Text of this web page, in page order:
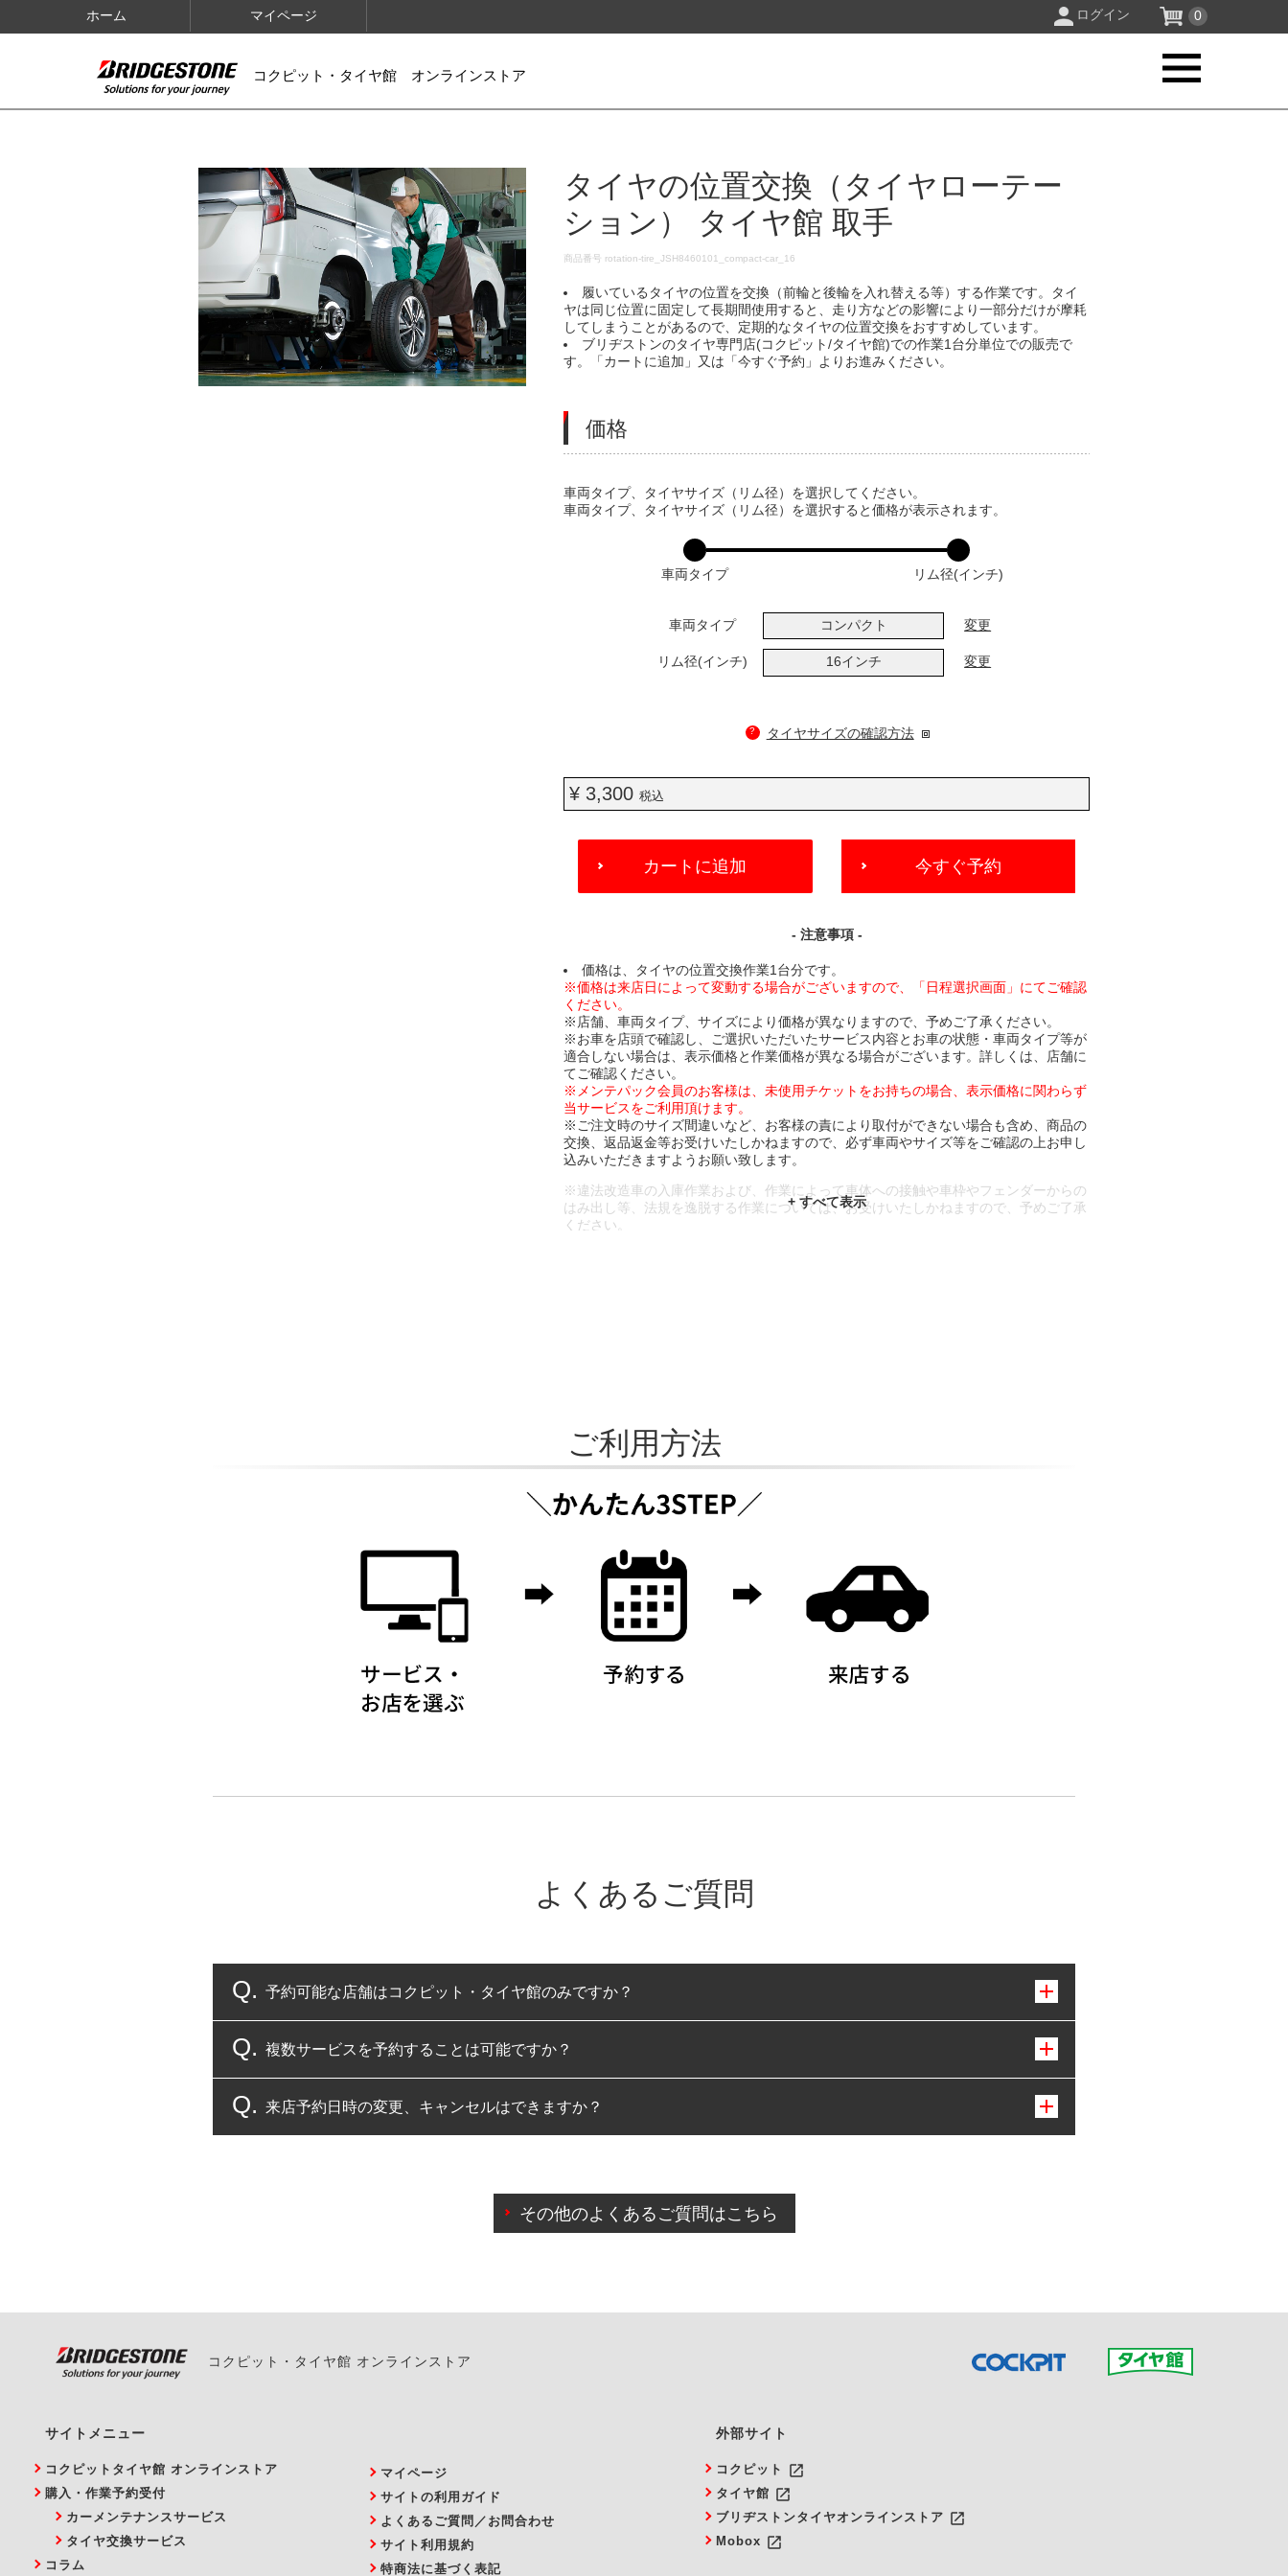
ホーム マイページ ログイン 0
コクピット・タイヤ館 オンラインストア
IMAGES
タイヤの位置交換（タイヤローテー
ション） タイヤ館 取手
DETAILS
商品番号 rotation-tire_JSH8460101_compact-car_16
履いているタイヤの位置を交換（前輪と後輪を入れ替える等）する作業です。タイ
ヤは同じ位置に固定して長期間使用すると、走り方などの影響により一部分だけが摩耗
してしまうことがあるので、定期的なタイヤの位置交換をおすすめしています。
ブリヂストンのタイヤ専門店(コクピット/タイヤ館)での作業1台分単位での販売で
す。「カートに追加」又は「今すぐ予約」よりお進みください。
価格
VARIATIONS
車両タイプ、タイヤサイズ（リム径）を選択してください。
車両タイプ、タイヤサイズ（リム径）を選択すると価格が表示されます。
車両タイプ リム径(インチ)
車両タイプ コンパクト 変更
リム径(インチ) 16インチ 変更
? タイヤサイズの確認方法
¥ 3,300税込
ADD
CART
カートに追加 今すぐ予約
- 注意事項 -
価格は、タイヤの位置交換作業1台分です。
※価格は来店日によって変動する場合がございますので、「日程選択画面」にてご確認
ください。
※店舗、車両タイプ、サイズにより価格が異なりますので、予めご了承ください。
※お車を店頭で確認し、ご選択いただいたサービス内容とお車の状態・車両タイプ等が
適合しない場合は、表示価格と作業価格が異なる場合がございます。詳しくは、店舗に
てご確認ください。
※メンテパック会員のお客様は、未使用チケットをお持ちの場合、表示価格に関わらず
当サービスをご利用頂けます。
※ご注文時のサイズ間違いなど、お客様の責により取付ができない場合も含め、商品の
交換、返品返金等お受けいたしかねますので、必ず車両やサイズ等をご確認の上お申し
込みいただきますようお願い致します。
※違法改造車の入庫作業および、作業によって車体への接触や車枠やフェンダーからの
はみ出し等、法規を逸脱する作業については、お受けいたしかねますので、予めご了承
ください。
ご利用方法
よくあるご質問
予約可能な店舗はコクピット・タイヤ館のみですか？
コクピット・タイヤ館のみとなります。
複数サービスを予約することは可能ですか？
複数サービスのご予約は可能です。
来店予約日時の変更、キャンセルはできますか？
また、やむを得ない事由によりご予約のキャンセルをご希望の際は、直接ご予約いただいた店舗へご連絡くださ
その他のよくあるご質問はこちら
コクピット・タイヤ館 オンラインストア
サイトメニュー
コクピットタイヤ館 オンラインストア
購入・作業予約受付
カーメンテナンスサービス
タイヤ交換サービス
コラム
マイページ
サイトの利用ガイド
よくあるご質問／お問合わせ
サイト利用規約
特商法に基づく表記
外部サイト
コクピット launch
タイヤ館 launch
ブリヂストンタイヤオンラインストア launch
Mobox launch